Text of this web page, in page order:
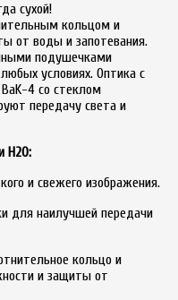
сухой!
кольцом и
от воды и запотевания.
подушечками
условиях. Оптика с
4 со стеклом
передачу света и
H2O:
и свежего изображения.
для наилучшей передачи
кольцо и
и защиты от